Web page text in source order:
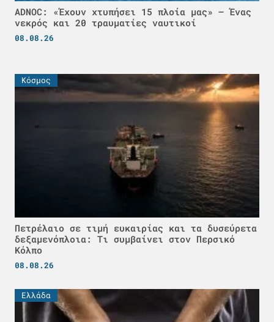
ADNOC: «Έχουν χτυπήσει 15 πλοία μας» – Ένας
νεκρός και 20 τραυματίες ναυτικοί
08.08.26
Κόσμος
Πετρέλαιο σε τιμή ευκαιρίας και τα δυσεύρετα
δεξαμενόπλοια: Τι συμβαίνει στον Περσικό
Κόλπο
08.08.26
Ελλάδα